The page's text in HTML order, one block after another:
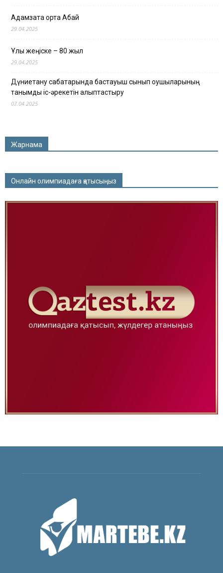
Адамзатқа ортақ Абай
29.04.2025
Ұлы жеңіске – 80 жыл
29.04.2025
Дүниетану сабақтарында бастауыш сынып оқушыларының
танымдық іс-әрекетін қалыптастыру
07.04.2025
Жарнама
Онлайн олимпиадаға қатысыңыз